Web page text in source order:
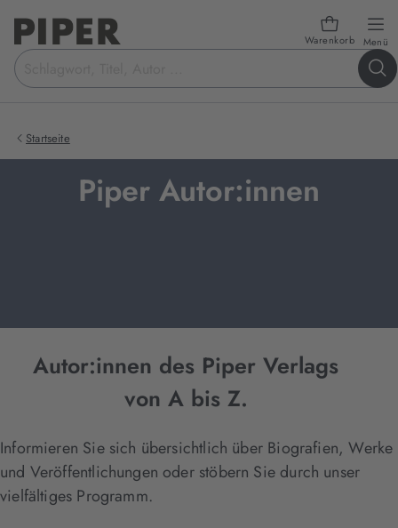
Warenkorb Menü
Suchbegriff
eingeben
Startseite
Piper Autor:innen
Autor:innen des Piper Verlags
von A bis Z.
Informieren Sie sich übersichtlich über Biografien, Werke
und Veröffentlichungen oder stöbern Sie durch unser
vielfältiges Programm.